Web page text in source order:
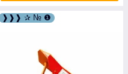
❱❱❱ ✰ № ❶